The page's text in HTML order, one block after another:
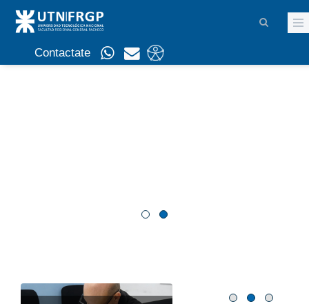
Contactate